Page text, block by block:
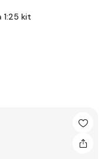
1:25 kit